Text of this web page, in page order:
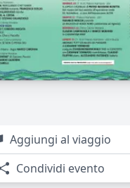
Aggiungi al viaggio
Condividi evento